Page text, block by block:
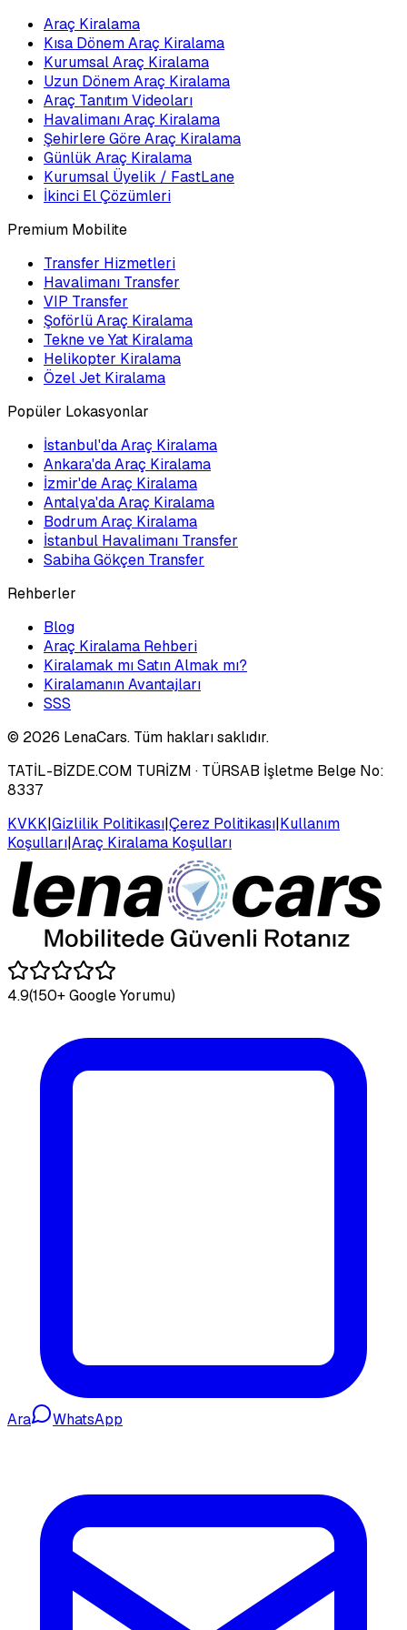
Araç Kiralama
Kısa Dönem Araç Kiralama
Kurumsal Araç Kiralama
Uzun Dönem Araç Kiralama
Araç Tanıtım Videoları
Havalimanı Araç Kiralama
Şehirlere Göre Araç Kiralama
Günlük Araç Kiralama
Kurumsal Üyelik / FastLane
İkinci El Çözümleri
Premium Mobilite
Transfer Hizmetleri
Havalimanı Transfer
VIP Transfer
Şoförlü Araç Kiralama
Tekne ve Yat Kiralama
Helikopter Kiralama
Özel Jet Kiralama
Popüler Lokasyonlar
İstanbul'da Araç Kiralama
Ankara'da Araç Kiralama
İzmir'de Araç Kiralama
Antalya'da Araç Kiralama
Bodrum Araç Kiralama
İstanbul Havalimanı Transfer
Sabiha Gökçen Transfer
Rehberler
Blog
Araç Kiralama Rehberi
Kiralamak mı Satın Almak mı?
Kiralamanın Avantajları
SSS
© 2026 LenaCars. Tüm hakları saklıdır.
TATİL-BİZDE.COM TURİZM · TÜRSAB İşletme Belge No:
8337
KVKK|Gizlilik Politikası|Çerez Politikası|Kullanım
Koşulları|Araç Kiralama Koşulları
4.9(150+ Google Yorumu)
Ara WhatsApp